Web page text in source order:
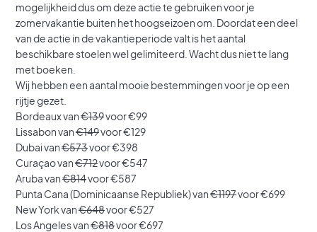
mogelijkheid dus om deze actie te gebruiken voor je
zomervakantie buiten het hoogseizoen om. Doordat een deel
van de actie in de vakantieperiode valt is het aantal
beschikbare stoelen wel gelimiteerd. Wacht dus niet te lang
met boeken.
Wij hebben een aantal mooie bestemmingen voor je op een
rijtje gezet.
Bordeaux van€139voor €99
Lissabon van€149voor €129
Dubai van€573voor €398
Curaçao van€712voor €547
Aruba van€814voor €587
Punta Cana (Dominicaanse Republiek) van€1197voor €699
New York van€648voor €527
Los Angeles van€818voor €697